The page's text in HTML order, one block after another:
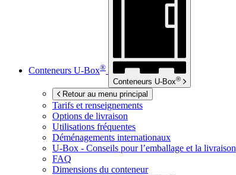
Conteneurs U-Box®
Conteneurs U-Box®
Retour au menu principal
Tarifs et renseignements
Options de livraison
Utilisations fréquentes
Déménagements internationaux
U-Box - Conseils pour l’emballage et la livraison
FAQ
Dimensions du conteneur